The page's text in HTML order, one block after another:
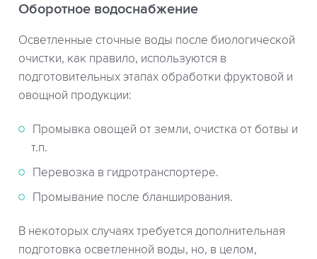
Оборотное водоснабжение
Осветленные сточные воды после биологической
очистки, как правило, используются в
подготовительных этапах обработки фруктовой и
овощной продукции:
Промывка овощей от земли, очистка от ботвы и
т.п.
Перевозка в гидротранспортере.
Промывание после бланширования.
В некоторых случаях требуется дополнительная
подготовка осветленной воды, но, в целом,